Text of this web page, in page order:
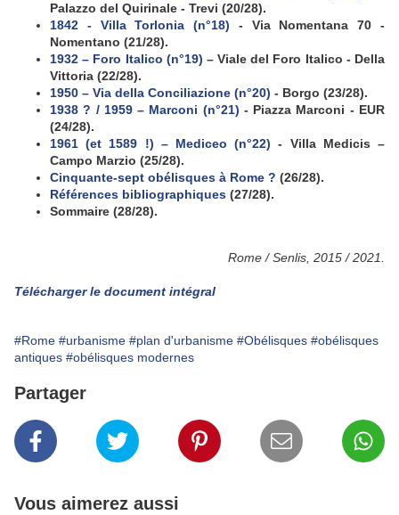
Palazzo del Quirinale - Trevi (20/28).
1842 - Villa Torlonia (n°18) - Via Nomentana 70 -
Nomentano (21/28).
1932 – Foro Italico (n°19) – Viale del Foro Italico - Della
Vittoria (22/28).
1950 – Via della Conciliazione (n°20) - Borgo (23/28).
1938 ? / 1959 – Marconi (n°21) - Piazza Marconi - EUR
(24/28).
1961 (et 1589 !) – Mediceo (n°22) - Villa Medicis–
Campo Marzio (25/28).
Cinquante-sept obélisques à Rome ? (26/28).
Références bibliographiques (27/28).
Sommaire (28/28).
Rome / Senlis, 2015 / 2021.
Télécharger le document intégral
#Rome #urbanisme #plan d'urbanisme #Obélisques #obélisques
antiques #obélisques modernes
Partager
Vous aimerez aussi